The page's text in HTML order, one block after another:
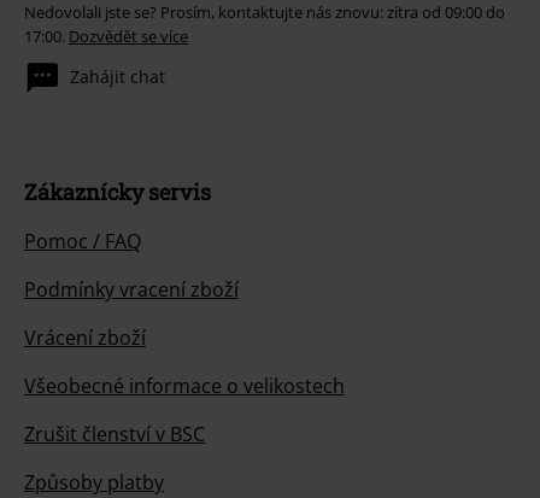
Nedovolali jste se? Prosím, kontaktujte nás znovu: zítra od 09:00 do
17:00. Dozvědět se více
Zahájit chat
Zákaznícky servis
Pomoc / FAQ
Podmínky vracení zboží
Vrácení zboží
Všeobecné informace o velikostech
Zrušit členství v BSC
Způsoby platby